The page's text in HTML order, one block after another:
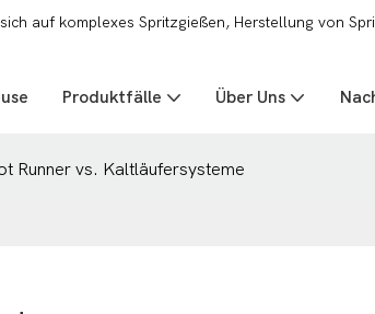
auf komplexes Spritzgießen, Herstellung von
Produktfälle Über Uns
Runner vs. Kaltläufersysteme